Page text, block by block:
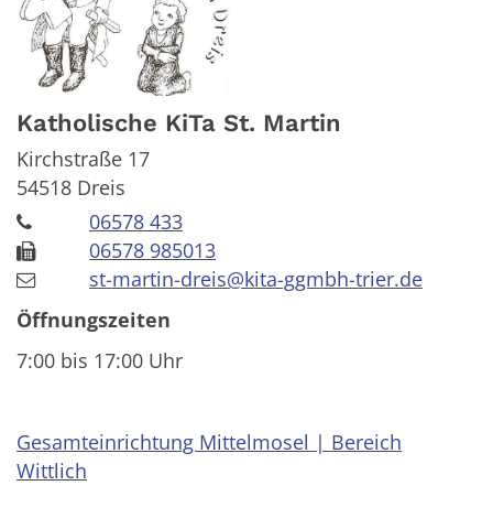
Katholische KiTa St. Martin
Kirchstraße 17
54518 Dreis
06578 433
06578 985013
st-martin-dreis@kita-ggmbh-trier.de
Öffnungszeiten
7:00 bis 17:00 Uhr
Gesamteinrichtung Mittelmosel | Bereich
Wittlich